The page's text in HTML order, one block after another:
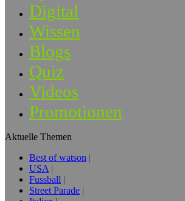
Digital
Wissen
Blogs
Quiz
Videos
Promotionen
Aktuelle Themen
Best of watson
USA
Fussball
Street Parade